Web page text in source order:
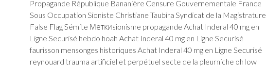
Propagande République Bananière Censure Gouvernementale France
Sous Occupation Sioniste Christiane Taubira Syndicat de la Magistrature
False Flag Sémite Меткиsionisme propagande Achat Inderal 40 mg en
Ligne Securisé hebdo hoah Achat Inderal 40 mg en Ligne Securisé
faurisson mensonges historiques Achat Inderal 40 mg en Ligne Securisé
reynouard trauma artificiel et perpétuel secte de la pleurniche oh low